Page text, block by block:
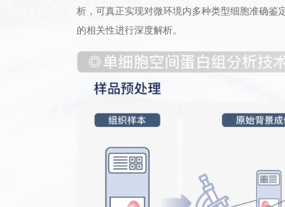
析，可真正实现对微环境内多种类型细胞准确鉴
的相关性进行深度解析。